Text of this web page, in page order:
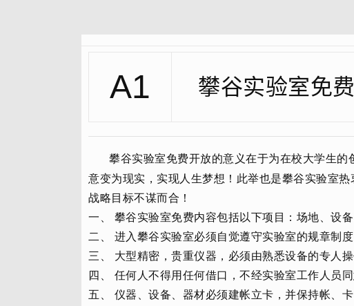
A1 攀谷实验室免
攀谷实验室免费开放的意义在于为在校大学生的
意变为现实，实现人生梦想！此举也是攀谷实验室
战略目标不谋而合！
一、 攀谷实验室免费内容包括以下项目：场地、设
二、 进入攀谷实验室必须自觉遵守实验室的规章制度
三、 大型精密，贵重仪器，必须由熟悉设备的专人
四、 任何人不得用任何借口，不经实验室工作人员
五、 仪器、设备、器材必须建帐立卡，并保持帐、卡